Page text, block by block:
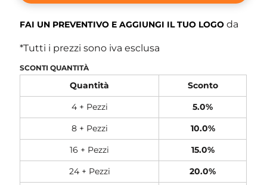
FAI UN PREVENTIVO E AGGIUNGI IL TUO LOGO da
*Tutti i prezzi sono iva esclusa
SCONTI QUANTITÀ
Quantità
Sconto
4 + Pezzi
5.0%
8 + Pezzi
10.0%
16 + Pezzi
15.0%
24 + Pezzi
20.0%